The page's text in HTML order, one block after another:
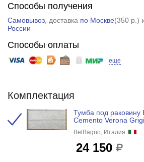
Способы получения
Самовывоз, доставка по Москве(350 р. )
России
Способы оплаты
еще
Комплектация
Тумба под раковину
Cemento Verona
BelBagno, Италия
24 150